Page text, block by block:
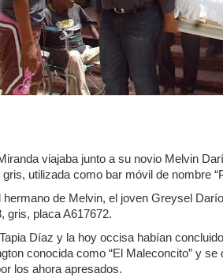
viajaba junto a su novio Melvin
utilizada como bar móvil de nombre
hermano de Melvin, el joven Greysel
gris, placa A617672.
Díaz y la hoy occisa habían
conocida como “El Maleconcito” y
los ahora apresados.